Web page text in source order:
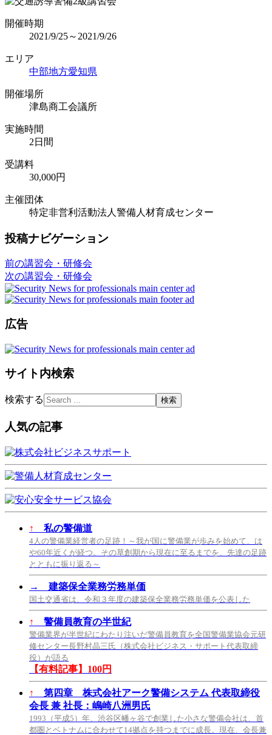
開催時期
2021/9/25～2021/9/26
エリア
中部地方愛知県
開催場所
津島商工会議所
実施時間
2日間
受講料
30,000円
主催団体
特定非営利活動法人警備人材育成センター
投稿ナビゲーション
前の講習会・研修会
次の講習会・研修会
広告
サイト内検索
検索する
人気の記事
↑ 私の警備道
4人の警備業経営者の足跡！～我が国に警備業が歩みを始めて、は
や60年近くが経つ。その草創期から現在に至るまでを、先達の足跡
とともに振り返る～
→ 建築保全業務労務単価
国土交通省は、令和３年度の建築保全業務労務単価を公表した
↑ 警備員教育の半世紀
警備業界が半世紀にわたり注いだ警備員教育を全国警備業協会元研
修センター長野村晶三氏（株式会社ビジネス・サポート代表取締
役）が語る
【有料記事】100円
↑
第四章 株式会社アーク警備システム 代表取締役
会長 兼 社長：嶋崎八洲男氏
1993（平成5）年、渋谷区幡ヶ谷で創業した小さな警備会社は、首
都圏とベトナムに合わせて14拠点を持つまでに成長。現在、会長兼